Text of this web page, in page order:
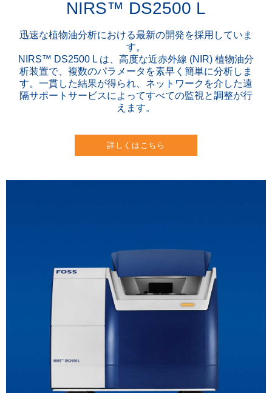
NIRS™ DS2500 L
迅速な植物油分析における最新の開発を採用していま
す。
NIRS™ DS2500 L は、高度な近赤外線 (NIR) 植物油分
析装置で、複数のパラメータを素早く簡単に分析しま
す。一貫した結果が得られ、ネットワークを介した遠
隔サポートサービスによってすべての監視と調整が行
えます。
詳しくはこちら